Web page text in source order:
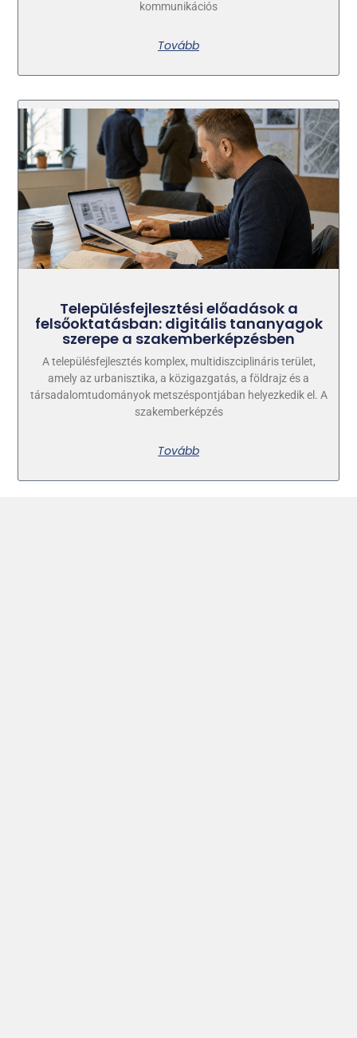
kommunikációs
Tovább
Településfejlesztési előadások a
felsőoktatásban: digitális tananyagok
szerepe a szakemberképzésben
A településfejlesztés komplex, multidiszciplináris terület,
amely az urbanisztika, a közigazgatás, a földrajz és a
társadalomtudományok metszéspontjában helyezkedik el. A
szakemberképzés
Tovább